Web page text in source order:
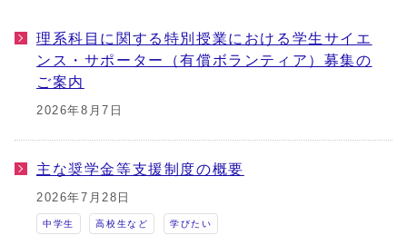
理系科目に関する特別授業における学生サイエ
ンス・サポーター（有償ボランティア）募集の
ご案内
2026年8月7日
主な奨学金等支援制度の概要
2026年7月28日
中学生 高校生など 学びたい